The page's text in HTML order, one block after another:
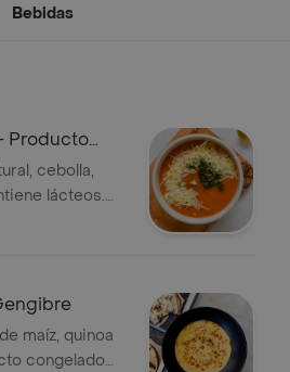
Bebidas
Producto
cebolla,
lácteos.
queso
maíz, quinoa
congelado